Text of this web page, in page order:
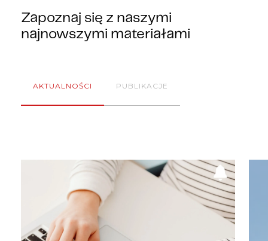
Zapoznaj się z naszymi
najnowszymi materiałami
AKTUALNOŚCI PUBLIKACJE